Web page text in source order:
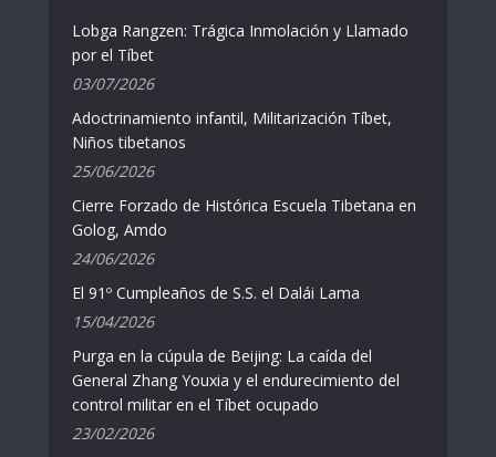
Lobga Rangzen: Trágica Inmolación y Llamado
por el Tíbet
03/07/2026
Adoctrinamiento infantil, Militarización Tíbet,
Niños tibetanos
25/06/2026
Cierre Forzado de Histórica Escuela Tibetana en
Golog, Amdo
24/06/2026
El 91º Cumpleaños de S.S. el Dalái Lama
15/04/2026
Purga en la cúpula de Beijing: La caída del
General Zhang Youxia y el endurecimiento del
control militar en el Tíbet ocupado
23/02/2026